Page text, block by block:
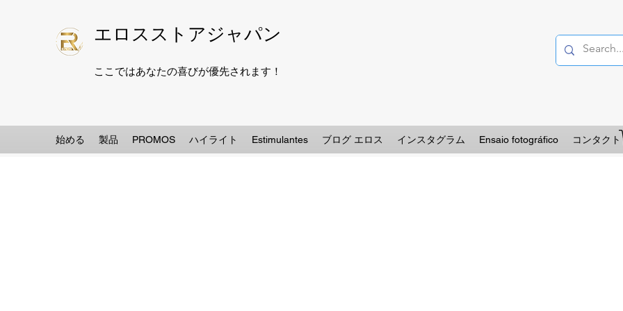
エロスストアジャパン
ここではあなたの喜びが優先されます！
始める 製品 PROMOS ハイライト Estimulantes ブログ エロス インスタグラム Ensaio fotográfico コンタクト